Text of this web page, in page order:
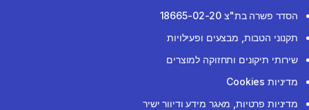
הסדר פשרה בת"צ 18665-02-20
תקנוני הטבות, מבצעים ופעילויות
שירותי תיקונים ותחזוקה למוצרים
מדיניות Cookies
מדיניות פרטיות, מאגר מידע ודיוור ישיר